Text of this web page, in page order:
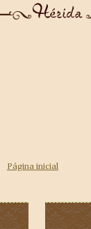
Página inicial